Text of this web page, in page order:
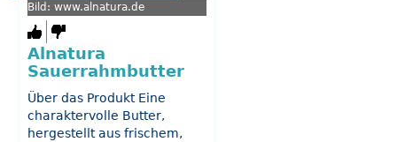
Bild: www.alnatura.de
Alnatura
Sauerrahmbutter
Über das Produkt Eine
charaktervolle Butter,
hergestellt aus frischem,